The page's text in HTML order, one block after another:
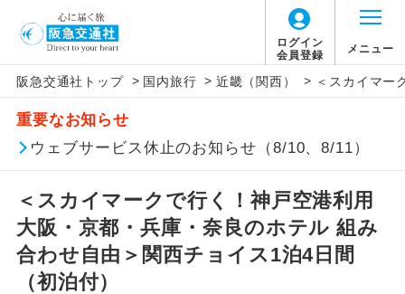
ログイン
会員登録
メニュー
阪急交通社トップ > 国内旅行 > 近畿（関西） > ＜スカイマー
重要なお知らせ
ウェブサービス休止のお知らせ（8/10、8/11）
＜スカイマークで行く！神戸空港利用
大阪・京都・兵庫・奈良のホテル 組み
合わせ自由＞関西チョイス1泊4日間
（初泊付）
アイコン 説明
添乗員同行
往路出発空港（駅）から復路到着空港
（駅）まで同行します。
現地添乗員同
行
現地到着空港（駅）から最終日出発空港
（駅）まで添乗員が同行します。
バスガイド乗
務
バスガイドが乗務し、車内での観光案内
「価格変動型ツアー」に関するご案内
価格変動型ツアーとは
賃」を利用したツアーです。
お申し込み時期・ご利用便の空席状況に
よって料金が変動いたします。